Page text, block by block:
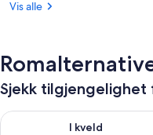
Vis alle
Sjekk tilgjengelighet
I kveld
Sjekk tilgjengelighet for i